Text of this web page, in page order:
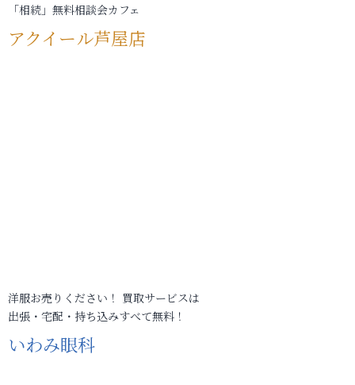
「相続」無料相談会カフェ
アクイール芦屋店
洋服お売りください！ 買取サービスは
出張・宅配・持ち込みすべて無料！
いわみ眼科